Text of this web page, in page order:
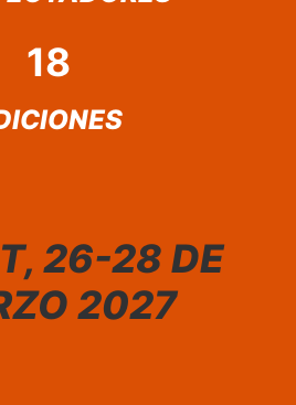
18
26-28 DE
2027